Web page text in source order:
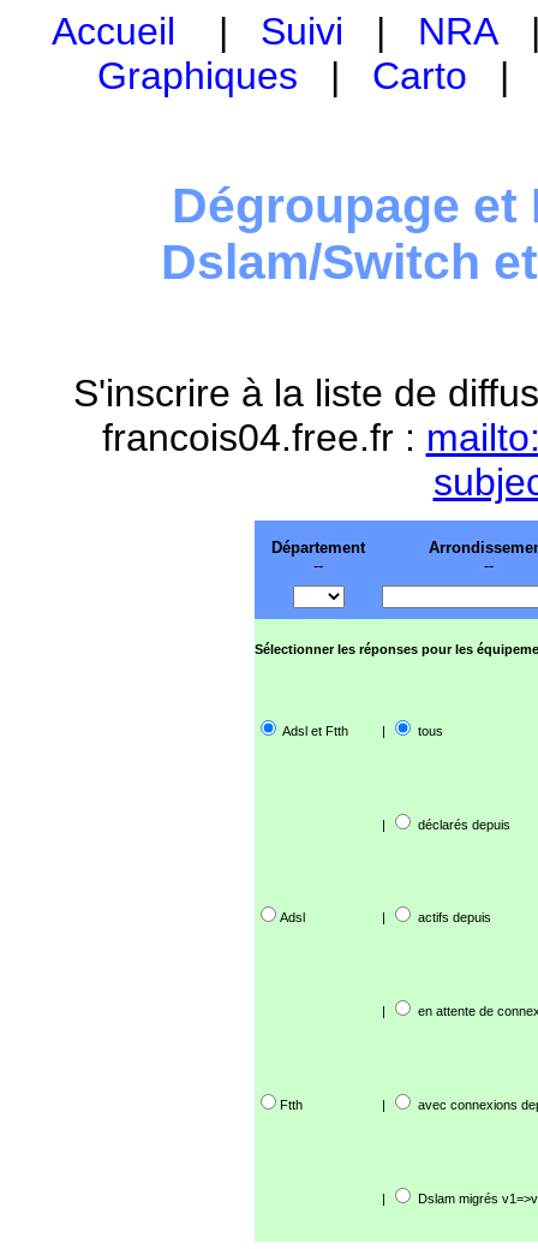
Accueil | Suivi | NRA
Graphiques | Carto
Dégroupage et
Dslam/Switch
S'inscrire à la liste de
francois04.free.fr :
Département
--
--
Sélectionner les réponses pour les
Adsl et Ftth | tous
| déclarés depuis
Adsl | actifs depuis
| en attente de
Ftth | avec connexions
| Dslam migrés